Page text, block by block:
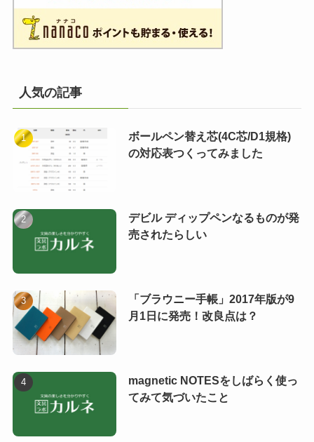
人気の記事
ボールペン替え芯(4C芯/D1規格)
の対応表つくってみました
デビル ディップペンなるものが発
売されたらしい
「ブラウニー手帳」2017年版が9
月1日に発売！改良点は？
magnetic NOTESをしばらく使っ
てみて気づいたこと